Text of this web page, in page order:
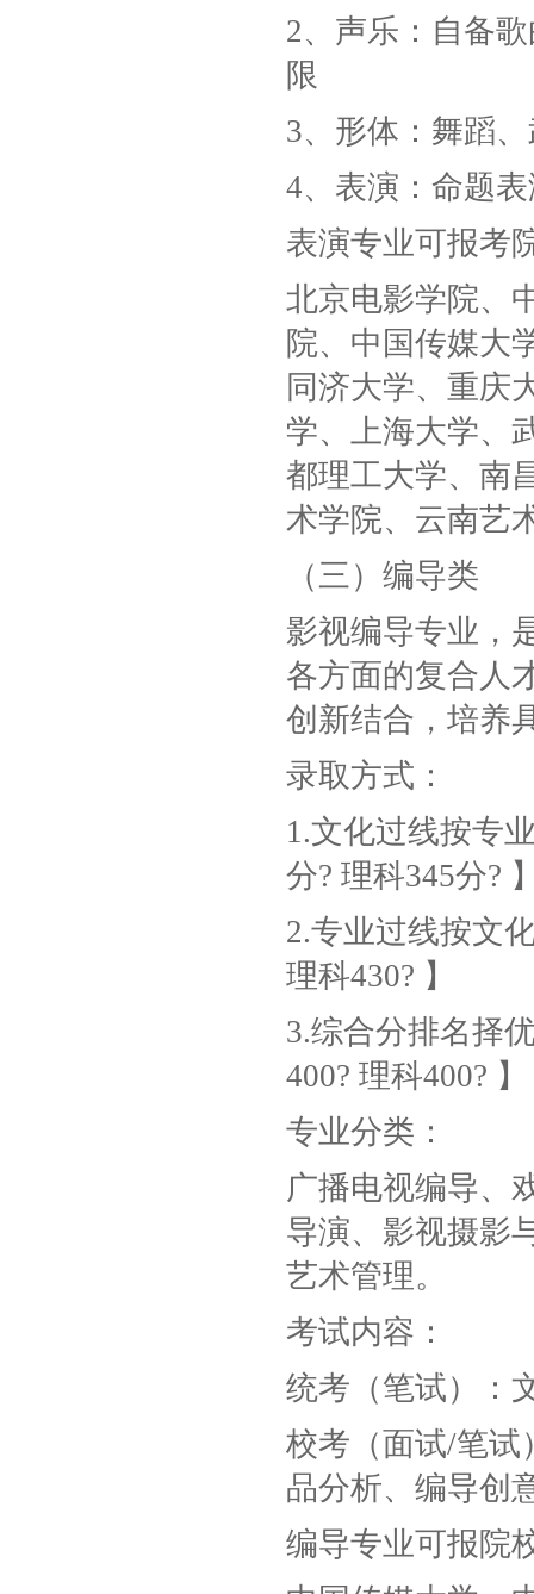
2、声乐：自备
限
3、形体：舞蹈
4、表演：命题
表演专业可报考
北京电影学院、
院、中国传媒大
同济大学、重庆
学、上海大学、
都理工大学、南
术学院、云南
（三）编导类
影视编导专业，
各方面的复合人
创新结合，培养
录取方式：
1.文化过线按专
分? 理科345分?
2.专业过线按文
理科430? 】
3.综合分排名择
400? 理科400? 】
专业分类：
广播电视编导、
导演、影视摄影
艺术管理。
考试内容：
统考（笔试）：
校考（面试/笔试
品分析、编导创
编导专业可报院